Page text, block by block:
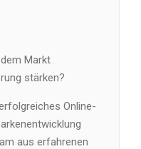
Markt
stärken?
Online-
aus erfahrenen